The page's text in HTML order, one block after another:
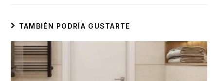
TAMBIÉN PODRÍA GUSTARTE